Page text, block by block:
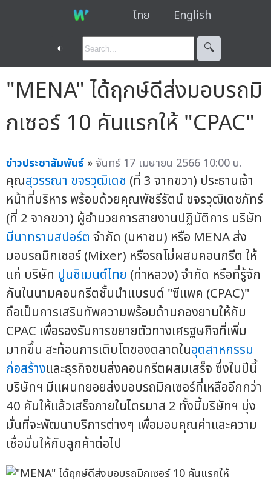
ไทย English
◐ 🔍︎
"MENA" ได้ฤกษ์ดีส่งมอบรถมิ
กเซอร์ 10 คันแรกให้ "CPAC"
ข่าวประชาสัมพันธ์ » จันทร์ 17 เมษายน 2566 10:00 น.
คุณสุวรรณา ขจรวุฒิเดช (ที่ 3 จากขวา) ประธานเจ้า
หน้าที่บริหาร พร้อมด้วยคุณพัชรีรัตน์ ขจรวุฒิเดชภัทร์
(ที่ 2 จากขวา) ผู้อำนวยการสายงานปฏิบัติการ บริษัท
มีนาทรานสปอร์ต จำกัด (มหาชน) หรือ MENA ส่ง
มอบรถมิกเซอร์ (Mixer) หรือรถโม่ผสมคอนกรีต ให้
แก่ บริษัท ปูนซิเมนต์ไทย (ท่าหลวง) จำกัด หรือที่รู้จัก
กันในนามคอนกรีตชั้นนำแบรนด์ "ซีแพค (CPAC)"
ถือเป็นการเสริมทัพความพร้อมด้านกองยานให้กับ
CPAC เพื่อรองรับการขยายตัวทางเศรฐษกิจที่เพิ่ม
มากขึ้น สะท้อนการเติบโตของตลาดในอุตสาหกรรม
ก่อสร้างและธุรกิจขนส่งคอนกรีตผสมเสร็จ ซึ่งในปีนี้
บริษัทฯ มีแผนทยอยส่งมอบรถมิกเซอร์ที่เหลืออีกกว่า
40 คันให้แล้วเสร็จภายในไตรมาส 2 ทั้งนี้บริษัทฯ มุ่ง
มั่นที่จะพัฒนาบริการต่างๆ เพื่อมอบคุณค่าและความ
เชื่อมั่นให้กับลูกค้าต่อไป